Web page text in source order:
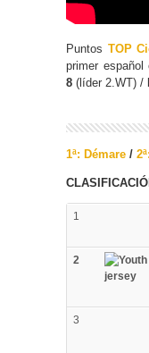
Puntos TOP
primer español
8 (líder 2.WT) /
1ª: Démare /
1
2
3